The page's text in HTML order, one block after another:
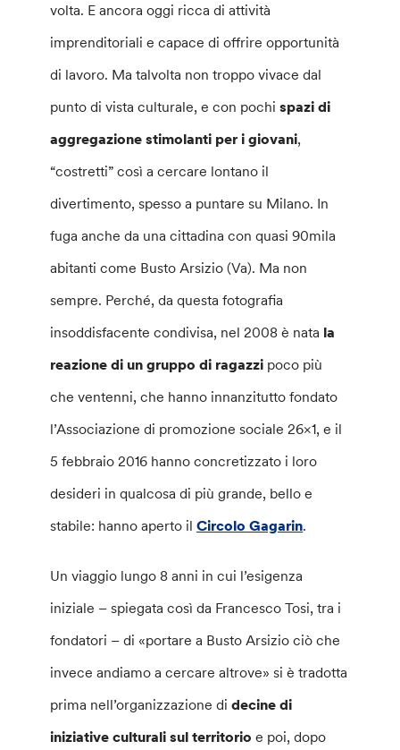
volta. E ancora oggi ricca di attività
imprenditoriali e capace di offrire opportunità
di lavoro. Ma talvolta non troppo vivace dal
punto di vista culturale, e con pochispazi di
aggregazione stimolanti per i giovani,
“costretti” così a cercare lontano il
divertimento, spesso a puntare su Milano. In
fuga anche da una cittadina con quasi 90mila
abitanti come Busto Arsizio (Va). Ma non
sempre. Perché, da questa fotografia
insoddisfacente condivisa, nel 2008 è nata la
reazione di un gruppo di ragazzi poco più
che ventenni, che hanno innanzitutto fondato
l’Associazione di promozione sociale 26×1, e il
5 febbraio 2016 hanno concretizzato i loro
desideri in qualcosa di più grande, bello e
stabile: hanno aperto ilCircolo Gagarin.
Un viaggio lungo 8 anni in cui l’esigenza
iniziale – spiegata così da Francesco Tosi, tra i
fondatori – di «portare a Busto Arsizio ciò che
invece andiamo a cercare altrove» si è tradotta
prima nell’organizzazione didecine di
iniziative culturali sul territorio e poi, dopo